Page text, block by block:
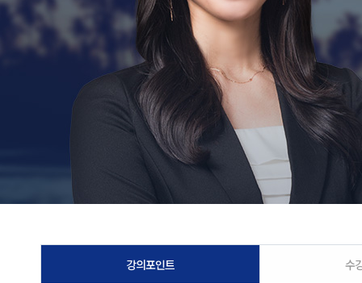
강의포인트 수